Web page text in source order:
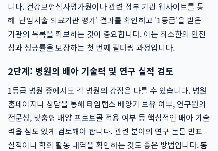
니다. 건강보험심사평가원이나 관련 정부 기관 웹사이트를 통
해 '난임시술 의료기관 평가' 결과를 확인하고 '1등급'을 받은
기관의 목록을 확보하는 것이 중요합니다. 이는 최소한의 안전
성과 성공률을 보장하는 첫 번째 필터링 과정입니다.
2단계: 병원의 배아 기술력 및 연구 실적 검토
1등급 병원 중에서도 각 병원의 강점은 다를 수 있습니다. 병원
홈페이지나 상담을 통해 타임랩스 배양기 보유 여부, 연구원의
전문성, 맞춤형 배양 프로토콜 적용 여부 등 핵심적인 배아 기술
력을 심도 있게 검토해야 합니다. 관련 분야의 연구 논문 발표
실적이나 학회 활동 내역을 확인하는 것도 좋은 방법입니다.동